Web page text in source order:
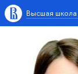
Высшая